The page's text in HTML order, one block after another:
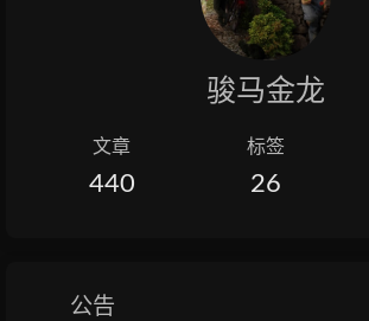
骏马金龙
文章
440
标签
26
公告